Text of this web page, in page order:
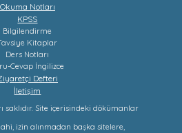
Okuma Notları
KPSS
Bilgilendirme
Kitaplar
Ders Notları
Cevap İngilizce
Defteri
İletişim
saklıdır. Site içerisindeki dökümanlar
izin alınmadan başka sitelere,